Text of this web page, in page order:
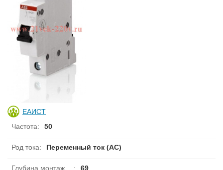
ЕАИСТ
Частота: 50
Род тока: Переменный ток (AC)
: 69